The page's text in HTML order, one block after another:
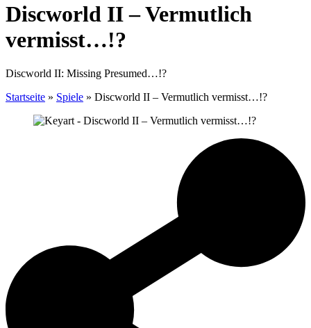
Discworld II – Vermutlich
vermisst…!?
Discworld II: Missing Presumed…!?
Startseite » Spiele » Discworld II – Vermutlich vermisst…!?